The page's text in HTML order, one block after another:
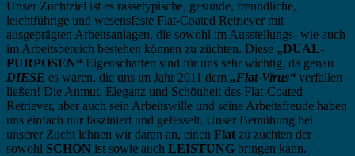
Unser Zuchtziel ist es rassetypische, gesunde, freundliche,
leichtführige und wesensfeste Flat-Coated Retriever mit
ausgeprägten Arbeitsanlagen, die sowohl im Ausstellungs- wie auch
im Arbeitsbereich bestehen können zu züchten. Diese „DUAL-
PURPOSEN“ Eigenschaften sind für uns sehr wichtig, da genau
DIESE es waren, die uns im Jahr 2011 dem „Flat-Virus“ verfallen
ließen! Die Anmut, Eleganz und Schönheit des Flat-Coated
Retriever, aber auch sein Arbeitswille und seine Arbeitsfreude haben
uns einfach nur fasziniert und gefesselt. Unser Bemühung bei
unserer Zucht lehnen wir daran an, einen Flat zu züchten der
sowohl SCHÖN ist sowie auch LEISTUNG bringen kann.